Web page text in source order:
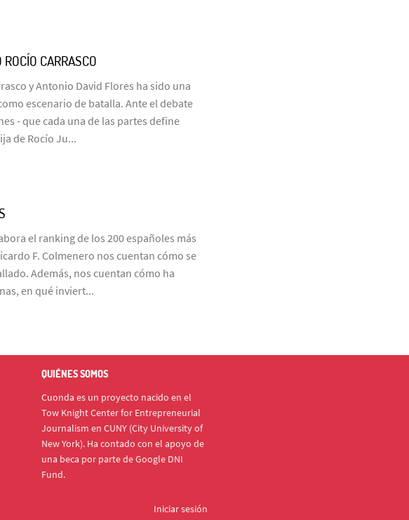
CARRASCO
y Antonio David Flores ha sido una
escenario de batalla. Ante el debate
- que cada una de las partes define
de Rocío Ju...
el ranking de los 200 españoles más
F. Colmenero nos cuentan cómo se
Además, nos cuentan cómo ha
en qué inviert...
QUIÉNES SOMOS
Cuonda es un proyecto nacido en el
Tow Knight Center for Entrepreneurial
Journalism en CUNY (City University of
New York). Ha contado con el apoyo de
una beca por parte de Google DNI
Fund.
Iniciar sesión